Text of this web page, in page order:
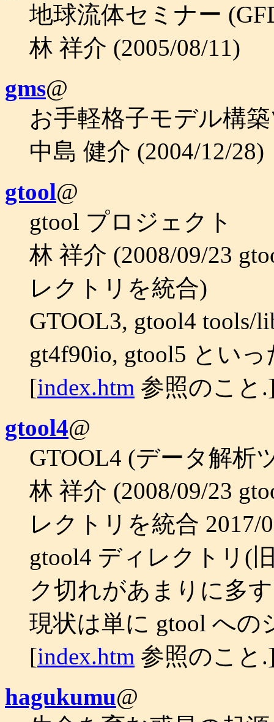
地球流体セミナー
林 祥介 (2005/08/11)
gms@
お手軽格子モデル構
中島 健介 (2004/12/28)
gtool@
gtool プロジェクト
林 祥介 (2008/09/23
レクトリを統合)
GTOOL3, gtool4 tools/
gt4f90io, gtool5 とい
[index.htm 参照のこと
gtool4@
GTOOL4 (データ解析
林 祥介 (2008/09/23
レクトリを統合 2017/
gtool4 ディレクトリ(
ク切れがあまりに多
現状は単に gtool へ
[index.htm 参照のこと
hagukumu@